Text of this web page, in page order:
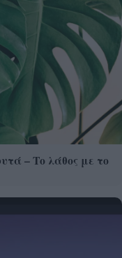
– Το λάθος με το